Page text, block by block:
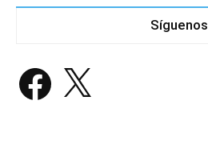
Síguenos
Facebook